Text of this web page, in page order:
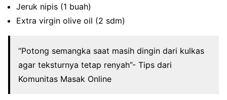
Jeruk nipis (1 buah)
Extra virgin olive oil (2 sdm)
“Potong semangka saat masih dingin dari kulkas
agar teksturnya tetap renyah”- Tips dari
Komunitas Masak Online